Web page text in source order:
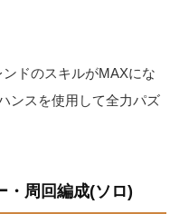
ドのスキルがMAXにな
ンスを使用して全力パズ
・周回編成(ソロ)